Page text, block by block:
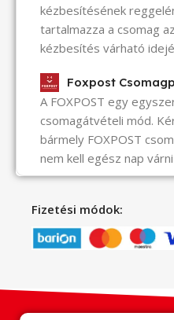
kézbesítésének
tartalmazza a csomag
kézbesítés várható
Foxpost
A FOXPOST egy
csomagátvételi mód.
bármely FOXPOST
nem kell egész nap
Fizetési módok: